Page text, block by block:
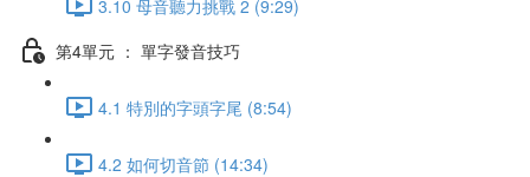
3.10 母音聽力挑戰 2 (9:29)
第4單元 ： 單字發音技巧
4.1 特別的字頭字尾 (8:54)
4.2 如何切音節 (14:34)